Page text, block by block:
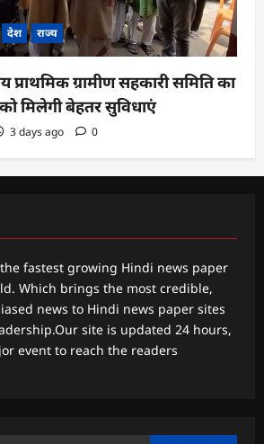
देश राज्य
प्राथमिक ग्रामीण सहकारी समिति का
मिलेगी बेहतर सुविधाएं
3 days ago 0
fastest growing Hindi news paper
Which brings the most credible,
news to Hindi news paper sites
site is updated 24 hours,
event to reach the readers